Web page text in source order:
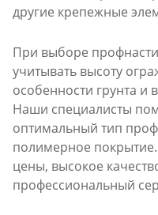
другие крепежные
При выборе
учитывать высоту
особенности грунта
Наши специалисты
оптимальный тип
полимерное
цены, высокое
профессиональный